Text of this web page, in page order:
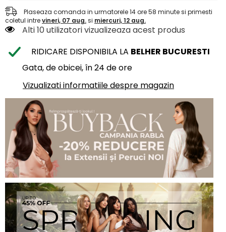
Plaseaza comanda in urmatorele14ore58 minutesi primesti
coletul intrevineri, 07 aug.si miercuri, 12 aug.
Alti 10 utilizatori vizualizeaza acest produs
RIDICARE DISPONIBILA LA BELHER BUCURESTI
Gata, de obicei, în 24 de ore
Vizualizati informatiile despre magazin